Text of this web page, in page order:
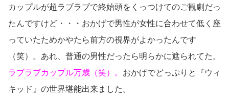
カップルが超ラブラブで終始頭をくっつけてのご観劇だっ
たんですけど・・・おかげで男性が女性に合わせて低く座
っていたためかやたら前方の視界がよかったんです
（笑）。あれ、普通の男性だったら明らかに遮られてた。
ラブラブカップル万歳（笑）。 おかげでどっぷりと『ウィ
キッド』の世界堪能出来ました。